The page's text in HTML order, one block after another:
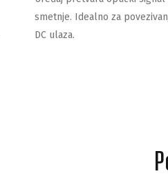
smetnje. Idealno za
DC ulaza.